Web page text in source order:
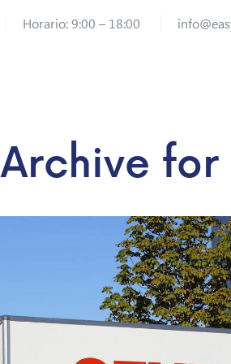
Horario: 9:00 – 18:00
Archive for